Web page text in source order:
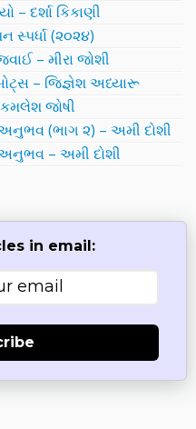
– દર્શા કિકાણી
સ્પર્ધા (૨૦૨૪)
– મીરા જોશી
– જિજ્ઞેશ અધ્યારૂ
જોષી
(ભાગ ૨) – અમી દોશી
– અમી દોશી
in email: